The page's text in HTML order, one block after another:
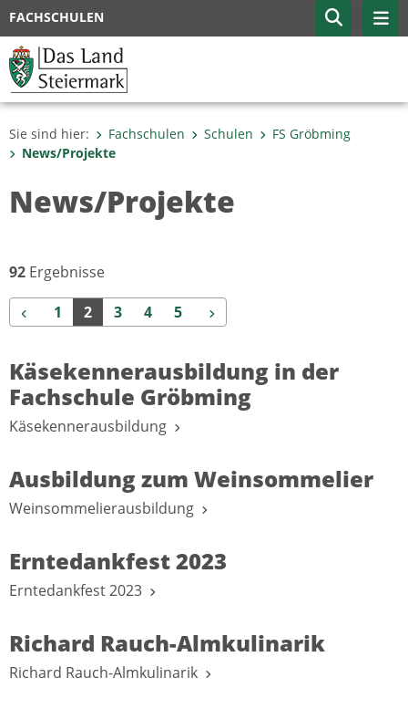
FACHSCHULEN
Sie sind hier: Fachschulen Schulen
FS Gröbming
News/Projekte
News/Projekte
92 Ergebnisse
Zurück
1 2 3 4 5 Weiter
Käsekennerausbildung in der
Fachschule Gröbming
Käsekennerausbildung
Ausbildung zum Weinsommelier
Weinsommelierausbildung
Erntedankfest 2023
Erntedankfest 2023
Richard Rauch-Almkulinarik
Richard Rauch-Almkulinarik